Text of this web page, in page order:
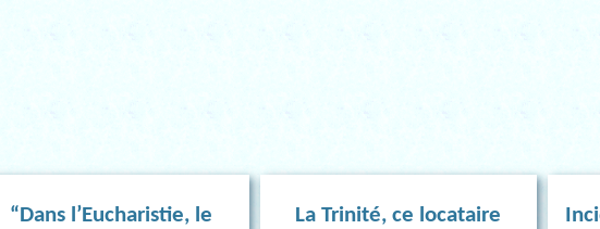
“Dans l’Eucharistie, le
La Trinité, ce locataire